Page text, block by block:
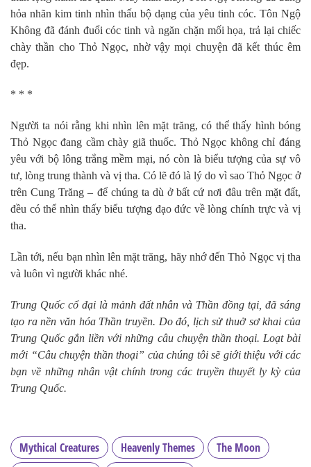
hỏa nhãn kim tinh nhìn thấu bộ dạng của yêu tinh cóc. Tôn Ngộ
Không đã đánh đuổi cóc tinh và ngăn chặn mối họa, trả lại chiếc
chày thần cho Thỏ Ngọc, nhờ vậy mọi chuyện đã kết thúc êm
đẹp.
* * *
Người ta nói rằng khi nhìn lên mặt trăng, có thể thấy hình bóng
Thỏ Ngọc đang cầm chày giã thuốc. Thỏ Ngọc không chỉ đáng
yêu với bộ lông trắng mềm mại, nó còn là biểu tượng của sự vô
tư, lòng trung thành và vị tha. Có lẽ đó là lý do vì sao Thỏ Ngọc ở
trên Cung Trăng – để chúng ta dù ở bất cứ nơi đâu trên mặt đất,
đều có thể nhìn thấy biểu tượng đạo đức về lòng chính trực và vị
tha.
Lần tới, nếu bạn nhìn lên mặt trăng, hãy nhớ đến Thỏ Ngọc vị tha
và luôn vì người khác nhé.
Trung Quốc cổ đại là mảnh đất nhân và Thần đồng tại, đã sáng
tạo ra nền văn hóa Thần truyền. Do đó, lịch sử thuở sơ khai của
Trung Quốc gắn liền với những câu chuyện thần thoại. Loạt bài
mới “Câu chuyện thần thoại” của chúng tôi sẽ giới thiệu với các
bạn về những nhân vật chính trong các truyền thuyết ly kỳ của
Trung Quốc.
Mythical Creatures Heavenly Themes
The Moon